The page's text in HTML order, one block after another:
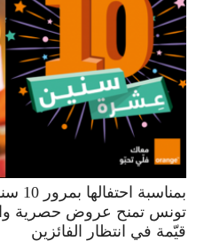
تونس تمنح عروض حصرية
قيّمة في انتظار الفائزين